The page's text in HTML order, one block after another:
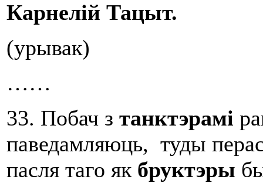
Карнелій Тацыт.
(урывак)
……
33. Побач з танктэрамі
паведамляюць, туды
пасля таго як бруктэры